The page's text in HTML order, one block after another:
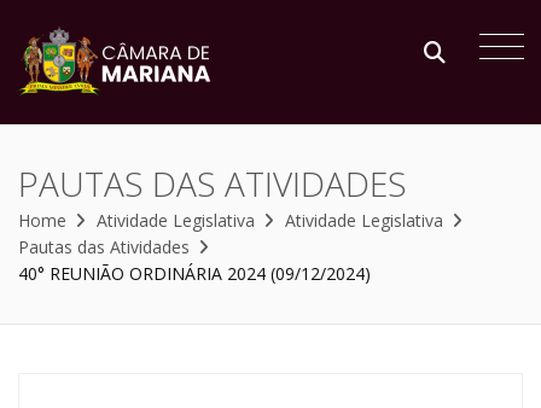
PAUTAS DAS ATIVIDADES
Home Atividade Legislativa
Atividade Legislativa
Pautas das Atividades
40° REUNIÃO ORDINÁRIA 2024 (09/12/2024)